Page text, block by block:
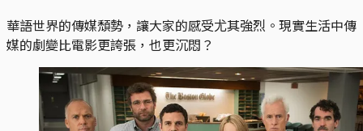
華語世界的傳媒頹勢，讓大家的感受尤其強烈。現實生活中傳
媒的劇變比電影更誇張，也更沉悶？